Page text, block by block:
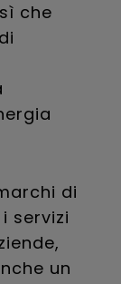
che
di
servizi
un